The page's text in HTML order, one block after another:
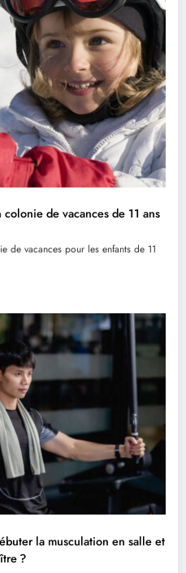
de vacances de 11 ans
de vacances pour les enfants de 11
la musculation en salle et
?